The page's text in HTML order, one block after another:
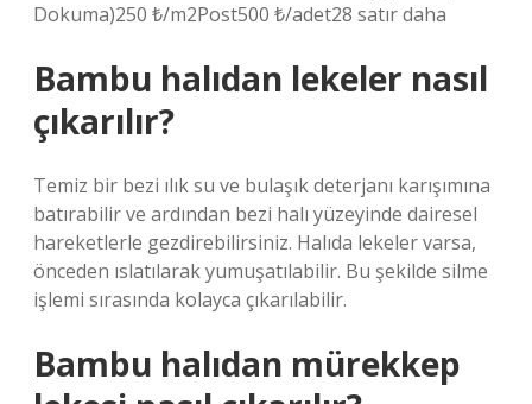
Dokuma)250 ₺/m2Post500 ₺/adet28 satır daha
Bambu halıdan lekeler nasıl
çıkarılır?
Temiz bir bezi ılık su ve bulaşık deterjanı karışımına
batırabilir ve ardından bezi halı yüzeyinde dairesel
hareketlerle gezdirebilirsiniz. Halıda lekeler varsa,
önceden ıslatılarak yumuşatılabilir. Bu şekilde silme
işlemi sırasında kolayca çıkarılabilir.
Bambu halıdan mürekkep